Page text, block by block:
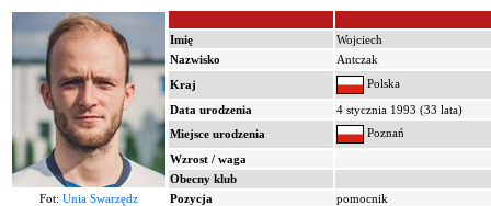
Imię
Wojciech
Nazwisko
Antczak
Kraj
Polska
Data urodzenia
4 stycznia 1993 (33 lata)
Miejsce urodzenia
Poznań
Wzrost / waga
Obecny klub
Fot: Unia Swarzędz Pozycja pomocnik